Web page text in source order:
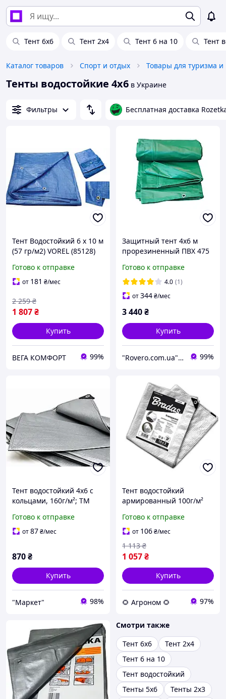
Тент 6х6 Тент 2х4 Тент 6 на 10 Тент
Каталог товаров Спорт и отдых Товары для туризма
Тенты водостойкие 4х6 в Украине
Фильтры Бесплатная доставка
Тент Водостойкий 6 х 10 м
(57 гр/м2) VOREL (85128)
Готово к отправке
от 181 ₴/мес
1 807₴
2 259 ₴
Купить
ВЕГА КОМФОРТ 99%
Защитный тент 4х6 м
прорезиненный ПВХ 475
водоустойчивый с
металлическими
люверсами
Готово к отправке
4.0 (1)
от344₴/мес
3 440₴
Купить
"Rovero.com.ua" - Интернет-магазин 99%
Тент водостойкий 4х6 с
кольцами, 160г/м²; ТМ
Super mochna. Цвет:
Серый, +/- 5%.
Готово к отправке
от87₴/мес
870₴
Купить
"Маркет" 98%
Тент водостойкий
армированный 100г/м²
тарпаулин на палатки с
кольцами прозрачный
(br-PLC100 AGN
Готово к отправке
от 106₴/мес
1 057₴
1 113 ₴
Купить
🌻 Агроном 🌻 97%
Смотри также
Тент 6х6
Тент 2х4
Тент 6 на 10
Тент водостойкий
Тенты 5х6
Тенты 2х3